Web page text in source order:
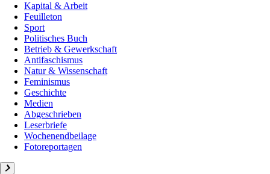
Kapital & Arbeit
Feuilleton
Sport
Politisches Buch
Betrieb & Gewerkschaft
Antifaschismus
Natur & Wissenschaft
Feminismus
Geschichte
Medien
Abgeschrieben
Leserbriefe
Wochenendbeilage
Fotoreportagen